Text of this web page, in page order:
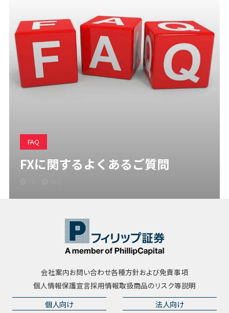
FAQ
FXに関するよくあるご質問
会社案内お問い合わせ各種方針および免責事項
個人情報保護宣言採用情報取扱商品のリスク等説明
個人向け 法人向け